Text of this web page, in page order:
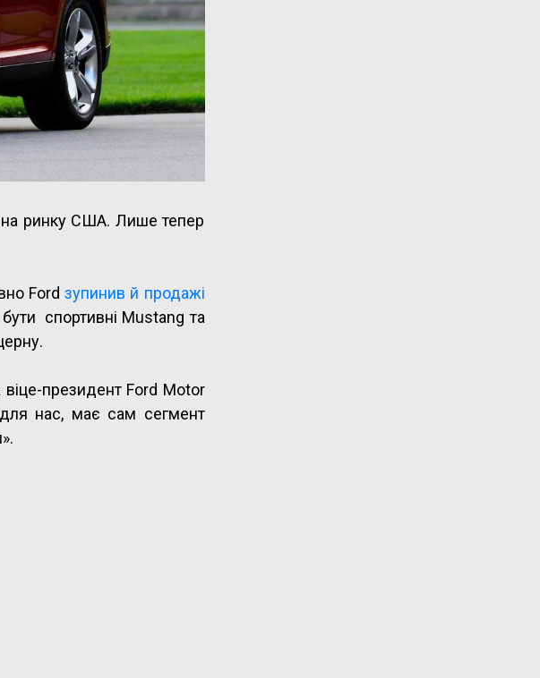
на ринку США. Лише тепер
Ford зупинив й продажі
спортивні Mustang та
віце-президент Ford Motor
нас, має сам сегмент